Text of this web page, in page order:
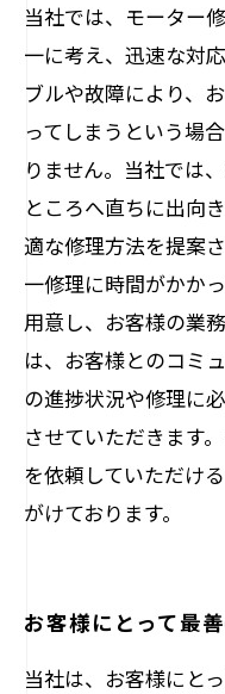
当社では、モーター
一に考え、迅速な対
ブルや故障により、
ってしまうという場
りません。当社では
ところへ直ちに出向
適な修理方法を提案
一修理に時間がかか
用意し、お客様の業
は、お客様とのコミ
の進捗状況や修理に
させていただきます
を依頼していただけ
がけております。
お客様にとって最
当社は、お客様にと